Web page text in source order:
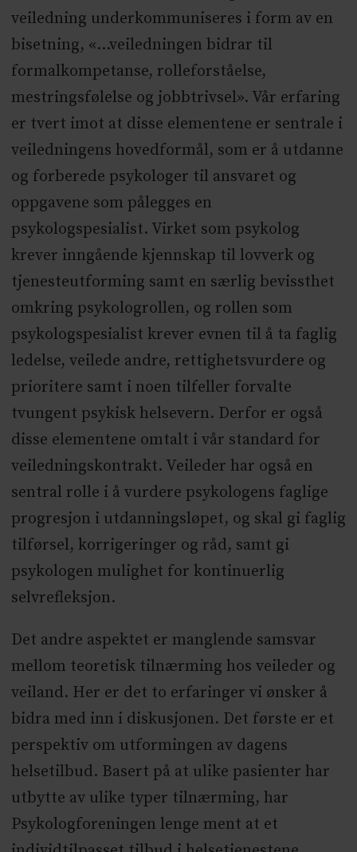
veiledning underkommuniseres i form av en
bisetning, «...veiledningen bidrar til
formalkompetanse, rolleforståelse,
mestringsfølelse og jobbtrivsel». Vår erfaring
er tvert imot at disse elementene er sentrale i
veiledningens hovedformål, som er å utdanne
og forberede psykologer til ansvaret og
oppgavene som pålegges en
psykologspesialist. Virket som psykolog
krever inngående kjennskap til lovverk og
tjenesteutforming samt en særlig bevissthet
omkring psykologrollen, og rollen som
psykologspesialist krever evnen til å ta faglig
ledelse, veilede andre, rettighetsvurdere og
prioritere samt i noen tilfeller forvalte
tvungent psykisk helsevern. Derfor er også
disse elementene omtalt i vår standard for
veiledningskontrakt. Veileder har også en
sentral rolle i å vurdere psykologens faglige
progresjon i utdanningsløpet, og skal gi faglig
tilførsel, korrigeringer og råd, samt gi
psykologen mulighet for kontinuerlig
selvrefleksjon.
Det andre aspektet er manglende samsvar
mellom teoretisk tilnærming hos veileder og
veiland. Her er det to erfaringer vi ønsker å
bidra med inn i diskusjonen. Det første er et
perspektiv om utformingen av dagens
helsetilbud. Basert på at ulike pasienter har
utbytte av ulike typer tilnærming, har
Psykologforeningen lenge ment at et